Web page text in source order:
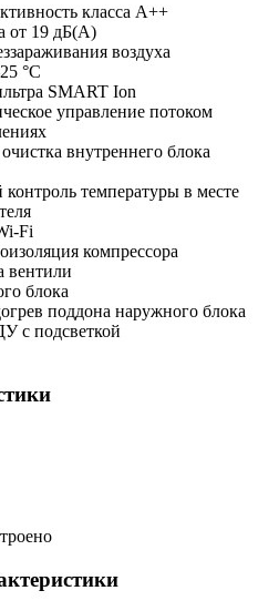
класса А++
от 19 дБ(А)
воздуха
°С
SMART Ion
управление потоком
внутреннего блока
температуры в месте
Fi
компрессора
вентили
блока
поддона наружного блока
с подсветкой